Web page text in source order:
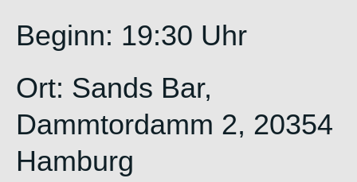
Beginn: 19:30 Uhr
Ort: Sands Bar,
Dammtordamm 2, 20354
Hamburg